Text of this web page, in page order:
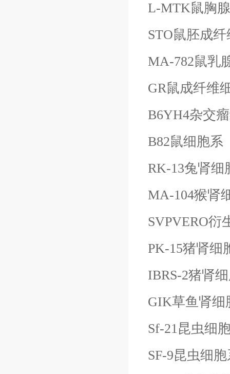
L-MTK鼠胸
STO鼠胚成
MA-782鼠乳
GR鼠成纤维
B6YH4杂交
B82鼠细胞系
RK-13兔肾细
MA-104猴肾
SVPVERO衍
PK-15猪肾细
IBRS-2猪肾
GIK草鱼肾细
Sf-21昆虫细
SF-9昆虫细